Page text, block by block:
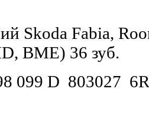
Skoda Fabia,
BME) 36 зуб.
099 D 803027